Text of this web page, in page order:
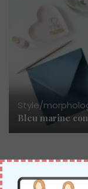
Style/
Bleu marine